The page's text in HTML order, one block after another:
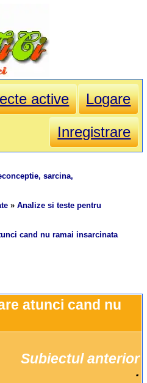
active
Logare
Inregistrare
sarcina,
»Analize si teste pentru
cand nu ramai insarcinata
atunci cand nu
Subiectul anterior